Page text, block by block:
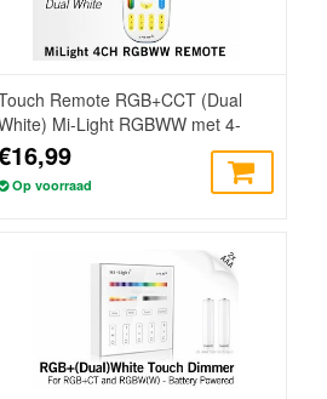
Remote RGB+CCT (Dual
Mi-Light RGBWW met 4-
Op voorraad